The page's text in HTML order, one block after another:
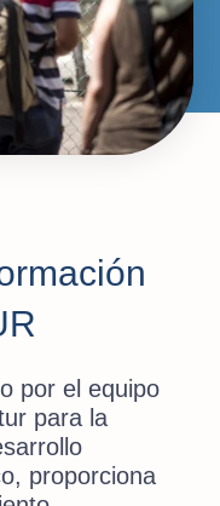
por el equipo
para la
proporciona